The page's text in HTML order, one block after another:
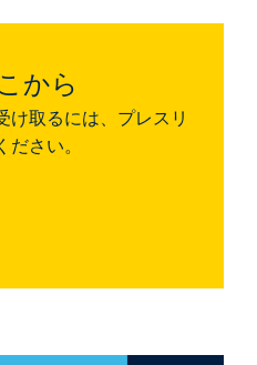
から
け取るには、プレスリ
ださい。